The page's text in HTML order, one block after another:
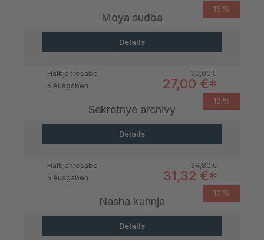
15 %
Moya sudba
Details
10 %
Halbjahresabo Regulärer Preis:
30,00 €
6 Ausgaben
Verkaufspreis:
27,00 €*
Sekretnye archivy
Details
10 %
Halbjahresabo Regulärer Preis:
34,80 €
6 Ausgaben
Verkaufspreis:
31,32 €*
Nasha kuhnja
Details